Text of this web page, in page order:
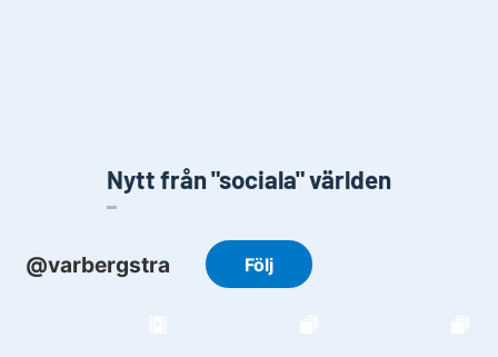
Nytt från "sociala" världen